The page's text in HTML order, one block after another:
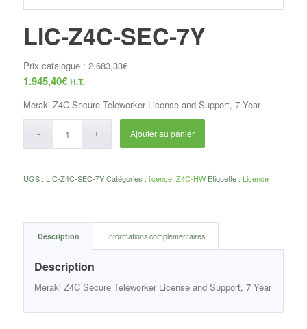
LIC-Z4C-SEC-7Y
Prix catalogue :2.683,33€
1.945,40€ H.T.
Meraki Z4C Secure Teleworker License and Support, 7 Year
Ajouter au panier
UGS : LIC-Z4C-SEC-7Y Catégories : licence, Z4C-HW Étiquette : Licence
Description Informations complémentaires
Description
Meraki Z4C Secure Teleworker License and Support, 7 Year